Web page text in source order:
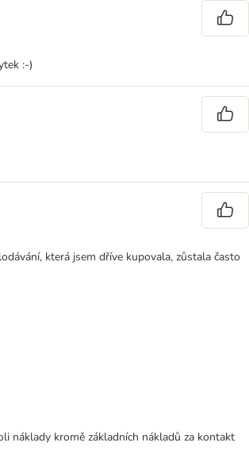
:-)
která jsem dříve kupovala, zůstala často
náklady kromě základních nákladů za kontakt